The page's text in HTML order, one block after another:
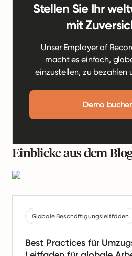
Stellen Sie Ihr
mit
Unser Employer of
macht es einfach,
einzustellen, zu bezahlen
Demo
Einblicke aus dem
Globale Beschäftigungsleitfäden
Best Practices für